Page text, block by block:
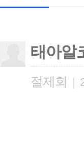
태아알
절제회 |